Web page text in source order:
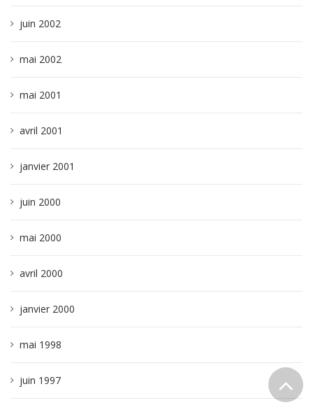
juin 2002
mai 2002
mai 2001
avril 2001
janvier 2001
juin 2000
mai 2000
avril 2000
janvier 2000
mai 1998
juin 1997